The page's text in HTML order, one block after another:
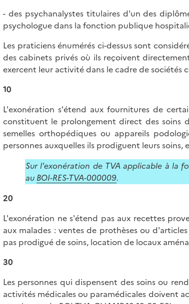
- des psychanalystes titulaires d'un des
psychologue dans la fonction publique
Les praticiens énumérés ci-dessus sont
des cabinets privés où ils reçoivent
exercent leur activité dans le cadre de sociétés
10
L'exonération s'étend aux fournitures de
constituent le prolongement direct des soins
semelles orthopédiques ou appareils
personnes auxquelles ils prodiguent leurs soins,
Sur l'exonération de TVA applicable à la
au BOI-RES-TVA-000009.
20
L'exonération ne s'étend pas aux recettes
aux malades : ventes de prothèses ou
pas prodigué de soins, location de locaux
30
Les personnes qui dispensent des soins ou
activités médicales ou paramédicales doivent